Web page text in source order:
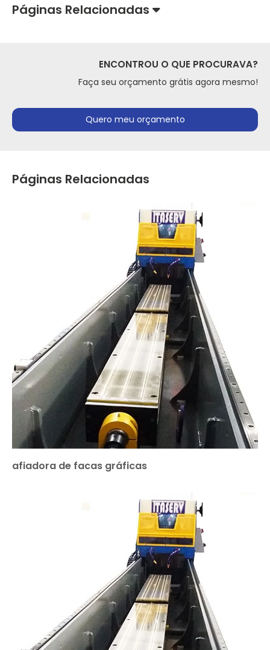
Páginas Relacionadas
ENCONTROU O QUE PROCURAVA?
Faça seu orçamento grátis agora mesmo!
Quero meu orçamento
Páginas Relacionadas
afiadora de facas gráficas